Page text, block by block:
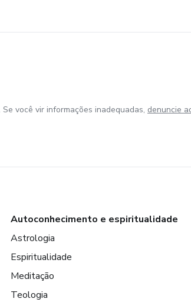
você vir informações inadequadas, denuncie
Autoconhecimento e espiritualidade
Astrologia
Espiritualidade
Meditação
Teologia